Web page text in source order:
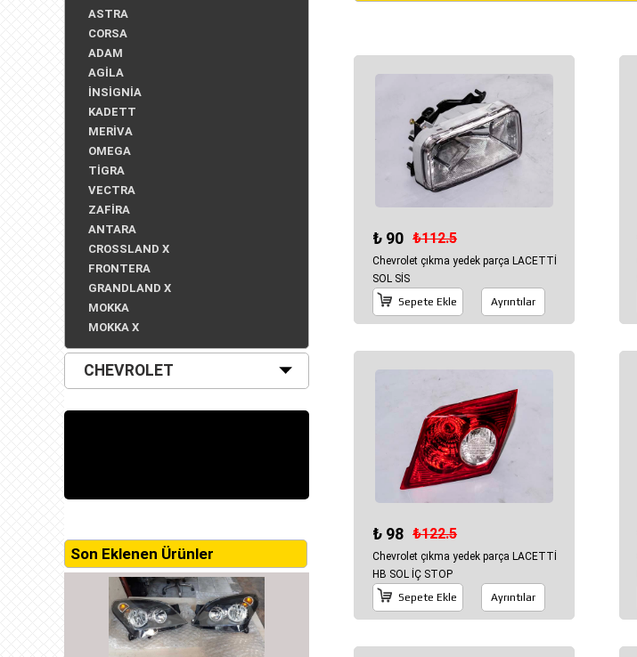
ASTRA
CORSA
ADAM
AGİLA
İNSİGNİA
KADETT
MERİVA
OMEGA
TİGRA
VECTRA
ZAFİRA
ANTARA
CROSSLAND X
FRONTERA
GRANDLAND X
MOKKA
MOKKA X
CHEVROLET
Son Eklenen Ürünler
₺ 90 ₺112.5
Chevrolet çıkma yedek parça LACETTİ
SOL SİS
Sepete Ekle
Ayrıntılar
₺ 98 ₺122.5
Chevrolet çıkma yedek parça LACETTİ
HB SOL İÇ STOP
Sepete Ekle
Ayrıntılar